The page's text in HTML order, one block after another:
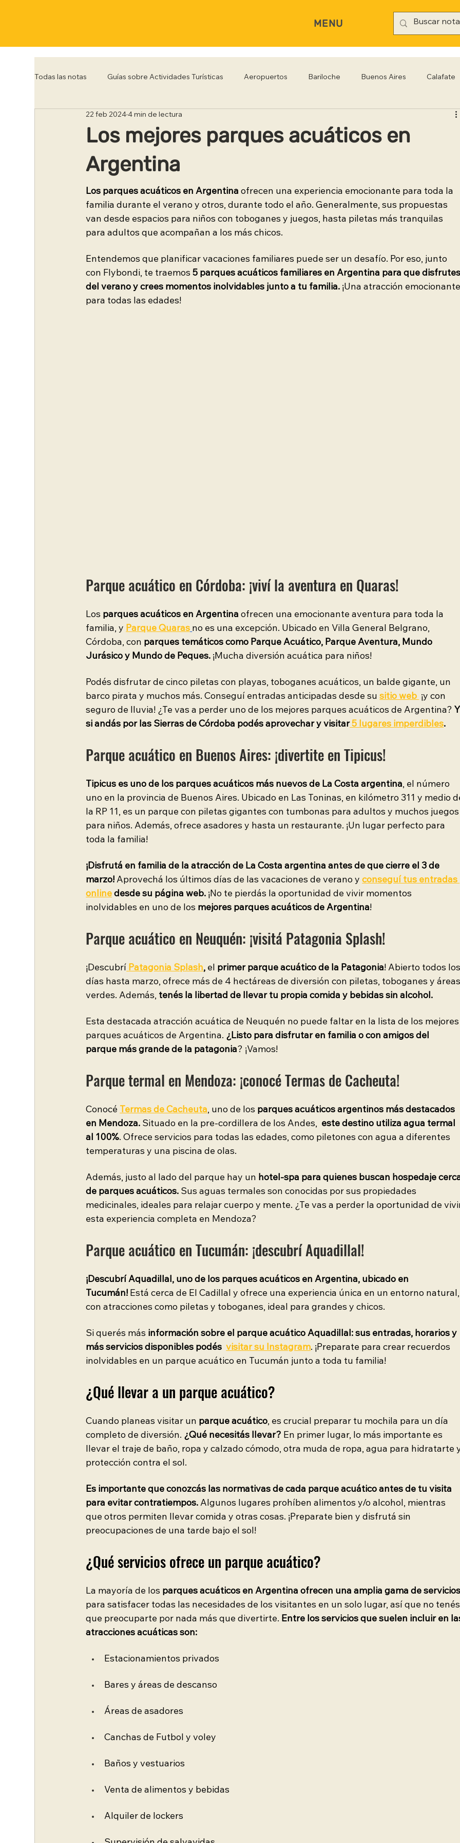
MENU
Todas las notas Guías sobre Actividades Turísticas Aeropuertos Bariloche Buenos Aires Calafate
Corrientes Entre Rios
Punta del Este Río de Janeiro
Tucumán Ushuaia
Los mejores parques acuáticos en
Argentina
22 feb 2024 4 min de lectura
Los parques acuáticos en Argentina ofrecen una experiencia emocionante para toda la
familia durante el verano y otros, durante todo el año. Generalmente, sus propuestas
van desde espacios para niños con toboganes y juegos, hasta piletas más tranquilas
para adultos que acompañan a los más chicos.
Entendemos que planificar vacaciones familiares puede ser un desafío. Por eso, junto
con Flybondi, te traemos 5 parques acuáticos familiares en Argentina para que
del verano y crees momentos inolvidables junto a tu familia. ¡Una atracción
para todas las edades!
Parque acuático en Córdoba: ¡viví la aventura en Quaras!
Los parques acuáticos en Argentina ofrecen una emocionante aventura para toda la
familia, y Parque Quaras no es una excepción. Ubicado en Villa General Belgrano,
Córdoba, con parques temáticos como Parque Acuático, Parque Aventura, Mundo
Jurásico y Mundo de Peques. ¡Mucha diversión acuática para niños!
Podés disfrutar de cinco piletas con playas, toboganes acuáticos, un balde gigante, un
barco pirata y muchos más. Conseguí entradas anticipadas desde su sitio web ¡y con
seguro de lluvia! ¿Te vas a perder uno de los mejores parques acuáticos de Argentina?
si andás por las Sierras de Córdoba podés aprovechar y visitar 5 lugares imperdibles.
Parque acuático en Buenos Aires: ¡divertite en Tipicus!
Tipicus es uno de los parques acuáticos más nuevos de La Costa argentina, el número
uno en la provincia de Buenos Aires. Ubicado en Las Toninas, en kilómetro 311 y medio
la RP 11, es un parque con piletas gigantes con tumbonas para adultos y muchos
para niños. Además, ofrece asadores y hasta un restaurante. ¡Un lugar perfecto para
toda la familia!
¡Disfrutá en familia de la atracción de La Costa argentina antes de que cierre el 3 de
marzo! Aprovechá los últimos días de las vacaciones de verano y conseguí tus entradas
online desde su página web. ¡No te pierdás la oportunidad de vivir momentos
inolvidables en uno de los mejores parques acuáticos de Argentina!
Parque acuático en Neuquén: ¡visitá Patagonia Splash!
¡Descubrí Patagonia Splash, el primer parque acuático de la Patagonia! Abierto todos
días hasta marzo, ofrece más de 4 hectáreas de diversión con piletas, toboganes y
verdes. Además, tenés la libertad de llevar tu propia comida y bebidas sin alcohol.
Esta destacada atracción acuática de Neuquén no puede faltar en la lista de los
parques acuáticos de Argentina. ¿Listo para disfrutar en familia o con amigos del
parque más grande de la patagonia ? ¡Vamos!
Parque termal en Mendoza: ¡conocé Termas de Cacheuta!
Conocé Termas de Cacheuta, uno de los parques acuáticos argentinos más destacados
en Mendoza. Situado en la pre-cordillera de los Andes, este destino utiliza agua termal
al 100%. Ofrece servicios para todas las edades, como piletones con agua a diferentes
temperaturas y una piscina de olas.
Además, justo al lado del parque hay un hotel-spa para quienes buscan hospedaje
de parques acuáticos. Sus aguas termales son conocidas por sus propiedades
medicinales, ideales para relajar cuerpo y mente. ¿Te vas a perder la oportunidad de
esta experiencia completa en Mendoza?
Parque acuático en Tucumán: ¡descubrí Aquadillal!
¡Descubrí Aquadillal, uno de los parques acuáticos en Argentina, ubicado en
Tucumán! Está cerca de El Cadillal y ofrece una experiencia única en un entorno
con atracciones como piletas y toboganes, ideal para grandes y chicos.
Si querés más información sobre el parque acuático Aquadillal: sus entradas, horarios y
más servicios disponibles podés visitar su Instagram. ¡Preparate para crear recuerdos
inolvidables en un parque acuático en Tucumán junto a toda tu familia!
¿Qué llevar a un parque acuático?
Cuando planeas visitar un parque acuático, es crucial preparar tu mochila para un día
completo de diversión. ¿Qué necesitás llevar? En primer lugar, lo más importante es
llevar el traje de baño, ropa y calzado cómodo, otra muda de ropa, agua para hidratarte
protección contra el sol.
Es importante que conozcás las normativas de cada parque acuático antes de tu visita
para evitar contratiempos. Algunos lugares prohíben alimentos y/o alcohol, mientras
que otros permiten llevar comida y otras cosas. ¡Preparate bien y disfrutá sin
preocupaciones de una tarde bajo el sol!
¿Qué servicios ofrece un parque acuático?
La mayoría de los parques acuáticos en Argentina ofrecen una amplia gama de
para satisfacer todas las necesidades de los visitantes en un solo lugar, así que no
que preocuparte por nada más que divertirte. Entre los servicios que suelen incluir en
atracciones acuáticas son:
Estacionamientos privados
Bares y áreas de descanso
Áreas de asadores
Canchas de Futbol y voley
Baños y vestuarios
Venta de alimentos y bebidas
Alquiler de lockers